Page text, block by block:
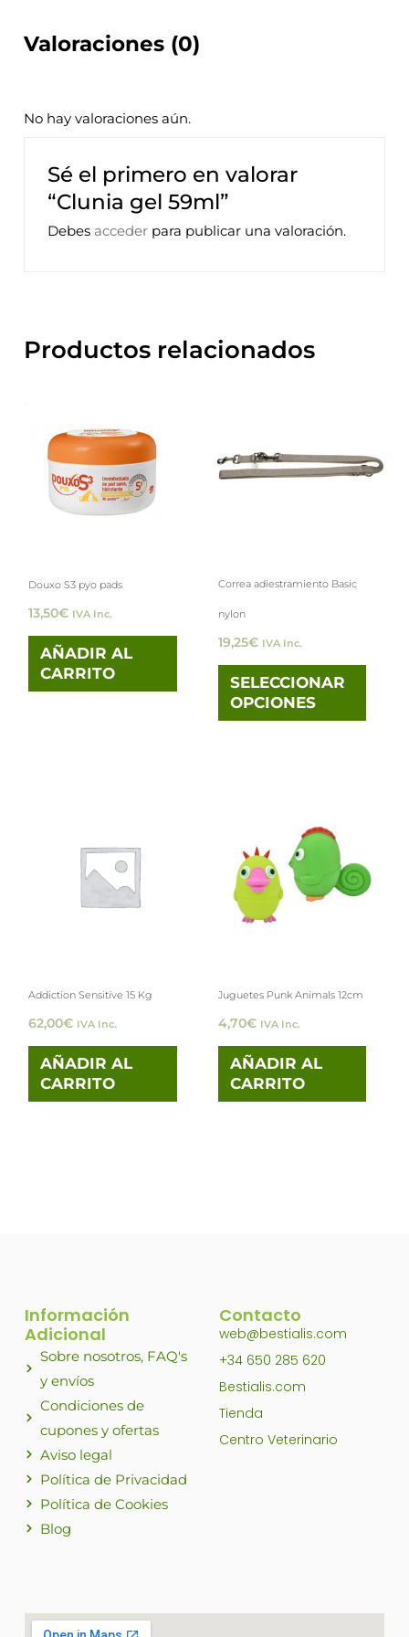
Valoraciones (0)
No hay valoraciones aún.
Sé el primero en valorar
“Clunia gel 59ml”
Debes acceder para publicar una valoración.
Productos relacionados
Douxo S3 pyo pads
13,50€ IVA Inc.
AÑADIR AL
CARRITO
Correa adiestramiento Basic
nylon
19,25€ IVA Inc.
SELECCIONAR
OPCIONES
Addiction Sensitive 15 Kg
62,00€ IVA Inc.
AÑADIR AL
CARRITO
Juguetes Punk Animals 12cm
4,70€ IVA Inc.
AÑADIR AL
CARRITO
Información
Adicional
Sobre nosotros, FAQ's
y envíos
Condiciones de
cupones y ofertas
Aviso legal
Política de Privacidad
Política de Cookies
Blog
Contacto
web@bestialis.com
+34 650 285 620
Bestialis.com
Tienda
Centro Veterinario